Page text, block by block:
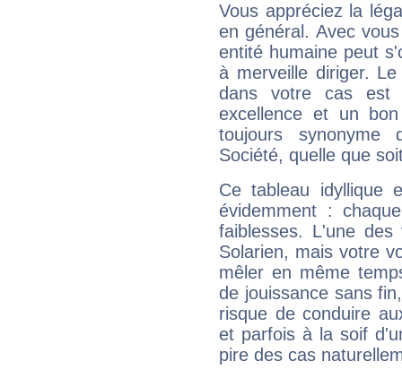
Vous appréciez la
en général. Avec
entité humaine peut
à merveille diriger.
dans votre cas est
excellence et un
toujours synonyme
Société, quelle que
Ce tableau idyllique
évidemment :
faiblesses. L'une
Solarien, mais votre
mêler en même
de jouissance sans
risque de conduire
et parfois à la soif
pire des cas